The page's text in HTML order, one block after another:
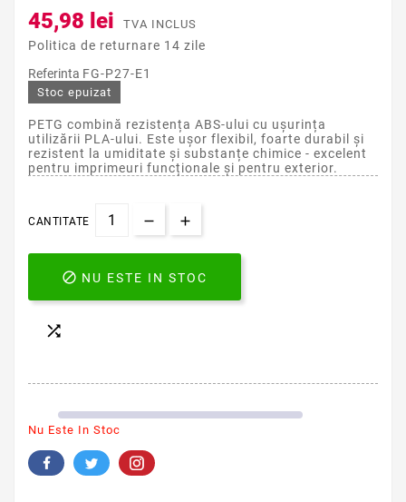
45,98 lei TVA INCLUS
Politica de returnare 14 zile
Referinta FG-P27-E1
Stoc epuizat
PETG combină rezistența ABS-ului cu ușurința
utilizării PLA-ului. Este ușor flexibil, foarte durabil și
rezistent la umiditate și substanțe chimice - excelent
pentru imprimeuri funcționale și pentru exterior.
CANTITATE
 NU ESTE IN STOC

Nu Este In Stoc